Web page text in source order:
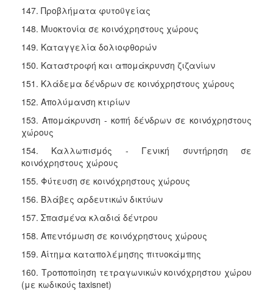
147. Προβλήματα φυτοϋγείας
148. Μυοκτονία σε κοινόχρηστους χώρους
149. Καταγγελία δολιοφθορών
150. Καταστροφή και απομάκρυνση ζιζανίων
151. Κλάδεμα δένδρων σε κοινόχρηστους χώρους
152. Απολύμανση κτιρίων
153. Απομάκρυνση - κοπή δένδρων σε κοινόχρηστους
χώρους
154. Καλλωπισμός - Γενική συντήρηση σε
κοινόχρηστους χώρους
155. Φύτευση σε κοινόχρηστους χώρους
156. Βλάβες αρδευτικών δικτύων
157. Σπασμένα κλαδιά δέντρου
158. Απεντόμωση σε κοινόχρηστους χώρους
159. Αίτημα καταπολέμησης πιτυοκάμπης
160. Τροποποίηση τετραγωνικών κοινόχρηστου χώρου
(με κωδικούς taxisnet)